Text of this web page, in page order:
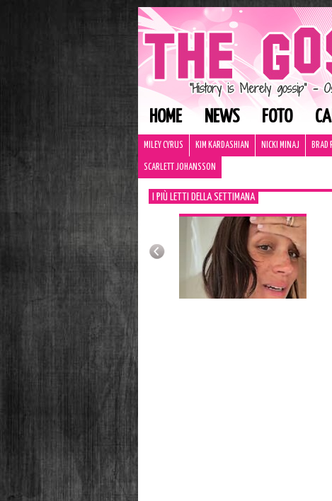
HOME NEWS FOTO
MILEY CYRUS KIM KARDASHIAN NICKI MINAJ BRAD
SCARLETT JOHANSSON
I PIÙ LETTI DELLA SETTIMANA